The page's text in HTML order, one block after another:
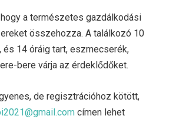
a természetes gazdálkodási
összehozza. A találkozó 10
és 14 óráig tart, eszmecserék,
bere várja az érdeklődőket.
de regisztrációhoz kötött,
címen lehet